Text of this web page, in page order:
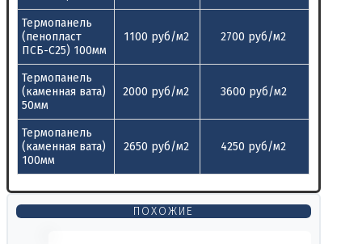
Термопанель
(пенопласт
ПСБ-С25) 100мм
1100 руб/м2 2700 руб/м2
Термопанель
(каменная вата)
50мм
2000 руб/м2 3600 руб/м2
Термопанель
(каменная вата)
100мм
2650 руб/м2 4250 руб/м2
ПОХОЖИЕ